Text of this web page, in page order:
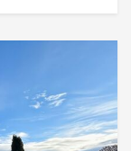
Küche,
oder Eingriffe
der
und allen